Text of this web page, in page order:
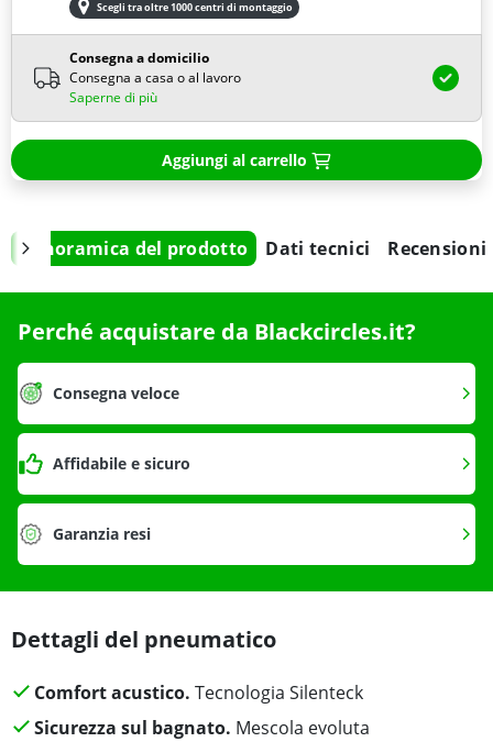
Scegli tra oltre 1000 centri di montaggio
Consegna a domicilio
Consegna a casa o al lavoro
Saperne di più
Aggiungi al carrello
Panoramica del prodotto Dati tecnici Recensioni
Perché acquistare da Blackcircles.it?
Consegna veloce
Affidabile e sicuro
Garanzia resi
Dettagli del pneumatico
Comfort acustico. Tecnologia Silenteck
Sicurezza sul bagnato. Mescola evoluta